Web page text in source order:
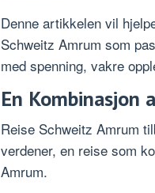
Denne artikkelen vil
Schweitz Amrum som
med spenning, vakre
En Kombinasjon
Reise Schweitz Amrum
verdener, en reise som
Amrum.